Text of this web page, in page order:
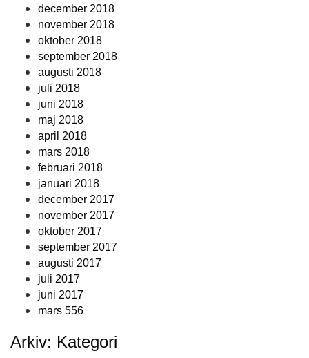
december 2018
november 2018
oktober 2018
september 2018
augusti 2018
juli 2018
juni 2018
maj 2018
april 2018
mars 2018
februari 2018
januari 2018
december 2017
november 2017
oktober 2017
september 2017
augusti 2017
juli 2017
juni 2017
mars 556
Arkiv: Kategori